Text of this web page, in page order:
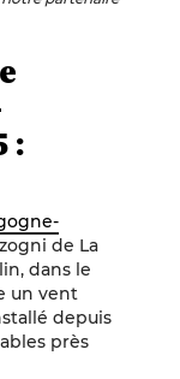
:
de La
dans le
un vent
depuis
près